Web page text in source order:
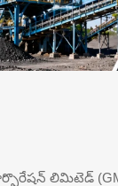
లిమిటెడ్